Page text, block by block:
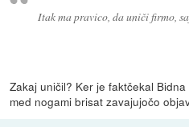
Itak ma pravico, da uniči firmo,
Zakaj uničil? Ker je faktčekal
med nogami brisat zavajujočo